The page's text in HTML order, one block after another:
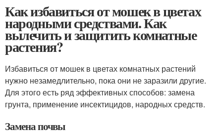
Как избавиться от мошек в цветах
народными средствами. Как
вылечить и защитить комнатные
растения?
Избавиться от мошек в цветах комнатных растений
нужно незамедлительно, пока они не заразили другие.
Для этого есть ряд эффективных способов: замена
грунта, применение инсектицидов, народных средств.
Замена почвы